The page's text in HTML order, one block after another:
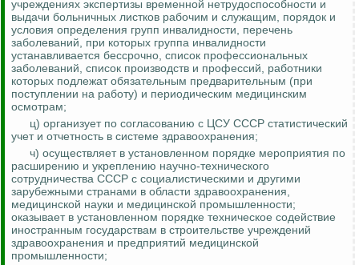
учреждениях экспертизы временной нетрудоспособности и
выдачи больничных листков рабочим и служащим, порядок и
условия определения групп инвалидности, перечень
заболеваний, при которых группа инвалидности
устанавливается бессрочно, список профессиональных
заболеваний, список производств и профессий, работники
которых подлежат обязательным предварительным (при
поступлении на работу) и периодическим медицинским
осмотрам;
ц) организует по согласованию с ЦСУ СССР статистический
учет и отчетность в системе здравоохранения;
ч) осуществляет в установленном порядке мероприятия по
расширению и укреплению научно-технического
сотрудничества СССР с социалистическими и другими
зарубежными странами в области здравоохранения,
медицинской науки и медицинской промышленности;
оказывает в установленном порядке техническое содействие
иностранным государствам в строительстве учреждений
здравоохранения и предприятий медицинской
промышленности;